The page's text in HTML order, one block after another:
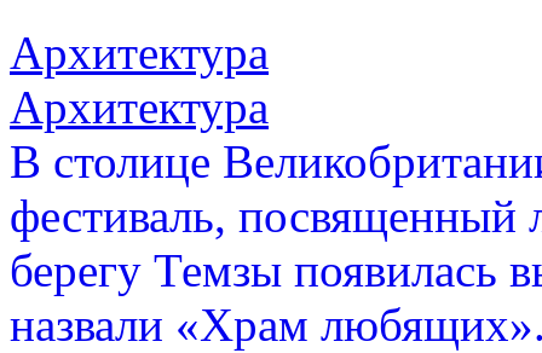
Архитектура
Архитектура
В столице
фестиваль, посвященный
берегу Темзы появилась
назвали «Храм